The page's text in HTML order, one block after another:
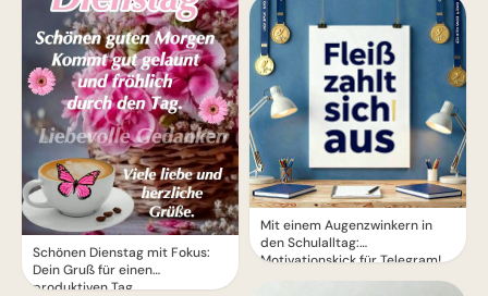
Schönen Dienstag mit Fokus:
Dein Gruß für einen
produktiven Tag.
Mit einem Augenzwinkern in
den Schulalltag:
Motivationskick für Telegram!